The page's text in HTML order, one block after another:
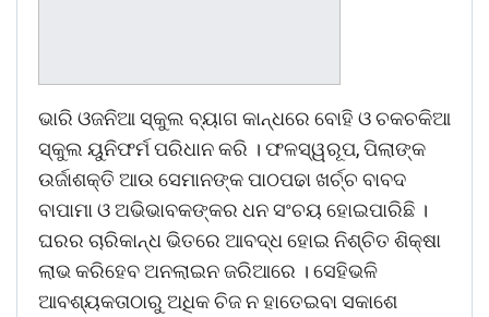
ଭାରି ଓଜନିଆ ସ୍କୁଲ ବ୍ୟାଗ କାନ୍ଧରେ ବୋହି ଓ ଚକଚକିଆ
ସ୍କୁଲ ୟୁନିଫର୍ମ ପରିଧାନ କରି । ଫଳସ୍ୱରୂପ, ପିଲାଙ୍କ
ଉର୍ଜାଶକ୍ତି ଆଉ ସେମାନଙ୍କ ପାଠପଢା ଖର୍ଚ୍ଚ ବାବଦ
ବାପାମା ଓ ଅଭିଭାବକଙ୍କର ଧନ ସଂଚୟ ହୋଇପାରିଛି ।
ଘରର ଚାରିକାନ୍ଧ ଭିତରେ ଆବଦ୍ଧ ହୋଇ ନିଶ୍ଚିତ ଶିକ୍ଷା
ଲାଭ କରିହେବ ଅନଲାଇନ ଜରିଆରେ । ସେହିଭଳି
ଆବଶ୍ୟକତାଠାରୁ ଅଧିକ ଚିଜ ନ ହାତେଇବା ସକାଶେ